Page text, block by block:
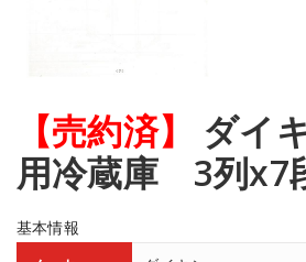
【売約済】
ダイ
用冷蔵庫 3列
基本情報